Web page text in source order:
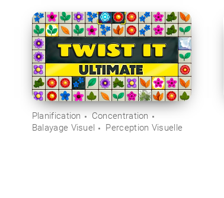
Planification
Concentration
Balayage Visuel
Perception Visuelle